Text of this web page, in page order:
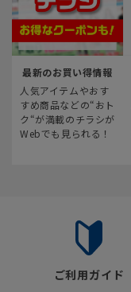
最新のお買い得情報
人気アイテムやおす
すめ商品などの“おト
ク“が満載のチラシが
Webでも見られる！
ご利用ガイド